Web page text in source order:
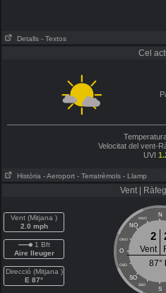
Detalls - Textos
Cel
Velocitat del vent-
UVI
Història - Aeroport - Terratrèmols - Llamp
Vent |
Vent (Mitjana )
2.0 mph
1 Bft
Aire lleuger
Direcció (Mitjana )
E 87°
N
NNO
NO
ONO
O
OSO
SO
SSO
S
2
Vent
87°